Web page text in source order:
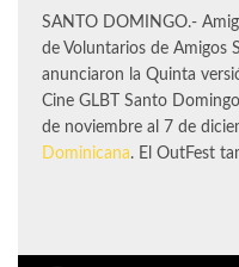
SANTO DOMINGO.-
de Voluntarios de Amigos
anunciaron la Quinta
Cine GLBT Santo
de noviembre al 7 de
Dominicana. El OutFest